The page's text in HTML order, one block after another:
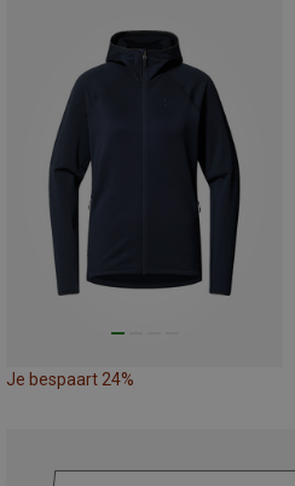
Je bespaart 24%